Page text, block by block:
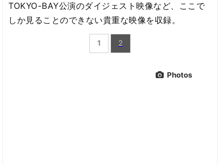
TOKYO-BAY公演のダイジェスト映像など、ここで
しか見ることのできない貴重な映像を収録。
1 2
Photos